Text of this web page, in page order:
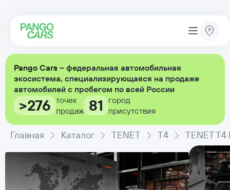
Pango Cars – федеральная автомобильная
экосистема, специализирующаяся на продаже
автомобилей с пробегом по всей России
>276 точек
продаж 81
город
присутствия
Главная Каталог TENET T4 TENET